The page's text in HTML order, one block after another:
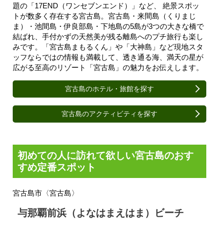
題の「17END（ワンセブンエンド）」など、 絶景スポッ
トが数多く存在する宮古島。宮古島・来間島（くりまじ
ま）・池間島・伊良部島・下地島の5島が3つの大きな橋で
結ばれ、手付かずの天然美が残る離島へのプチ旅行も楽し
みです。「宮古島まもるくん」や「大神島」など現地スタ
ッフならではの情報も満載して、透き通る海、満天の星が
広がる至高のリゾート「宮古島」の魅力をお伝えします。
宮古島のホテル・旅館を探す
宮古島のアクティビティを探す
初めての人に訪れて欲しい宮古島のおす
すめ定番スポット
宮古島市〈宮古島〉
与那覇前浜（よなはまえはま）ビーチ